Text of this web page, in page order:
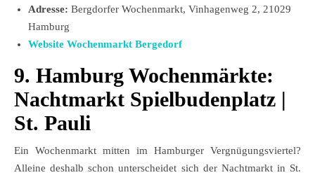
Adresse: Bergdorfer Wochenmarkt, Vinhagenweg 2, 21029
Hamburg
Website Wochenmarkt Bergedorf
9. Hamburg Wochenmärkte:
Nachtmarkt Spielbudenplatz |
St. Pauli
Ein Wochenmarkt mitten im Hamburger Vergnügungsviertel?
Alleine deshalb schon unterscheidet sich der Nachtmarkt in St.